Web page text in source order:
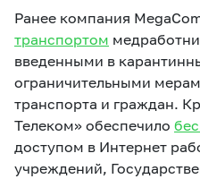
Ранее компания
транспортом
введенными в
ограничительными
транспорта и граждан.
Телеком» обеспечило
доступом в Интернет
учреждений,